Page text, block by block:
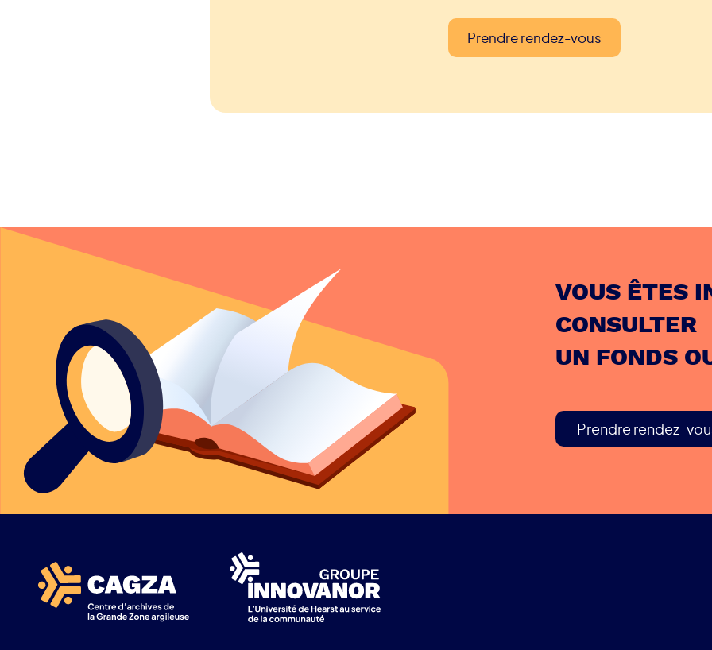
Prendre rendez-vous
VOUS ÊTES
CONSULTER
UN FONDS
Prendre rendez-